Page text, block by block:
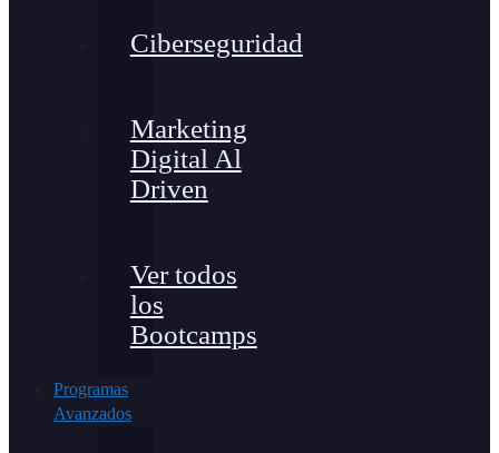
Ciberseguridad
Marketing
Digital Al
Driven
Ver todos
los
Bootcamps
Programas
Avanzados